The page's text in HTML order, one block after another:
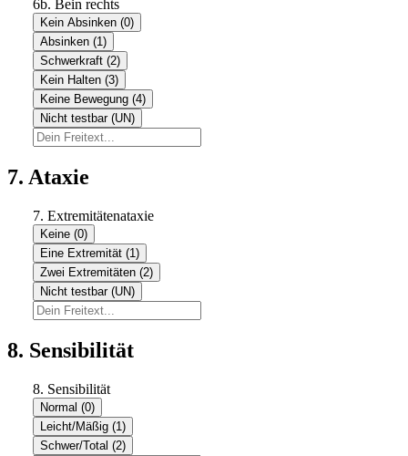
6b. Bein rechts
Kein Absinken (0)
Absinken (1)
Schwerkraft (2)
Kein Halten (3)
Keine Bewegung (4)
Nicht testbar (UN)
7. Ataxie
7. Extremitätenataxie
Keine (0)
Eine Extremität (1)
Zwei Extremitäten (2)
Nicht testbar (UN)
8. Sensibilität
8. Sensibilität
Normal (0)
Leicht/Mäßig (1)
Schwer/Total (2)